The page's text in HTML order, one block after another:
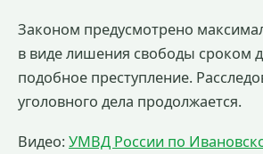
Законом предусмотрено
в виде лишения свободы сроком
подобное преступление.
уголовного дела продолжается.
Видео: УМВД России по